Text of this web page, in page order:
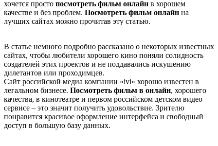
хочется просто посмотреть фильм онлайн в хорошем
качестве и без проблем. Посмотреть фильм онлайн на
лучших сайтах можно прочитав эту статью.
В статье немного подробно рассказано о некоторых известных
сайтах, чтобы любители хорошего кино поняли солидность
создателей этих проектов и не поддавались искушению
дилетантов или проходимцев.
Сайт российской медиа компании «ivi» хорошо известен в
легальном бизнесе. Посмотреть фильм в онлайн, хорошего
качества, в кинотеатре и первом российском детском видео
сервисе – это значит получить удовольствие. Зрителю
понравится красивое оформление интерфейса и свободный
доступ в большую базу данных.